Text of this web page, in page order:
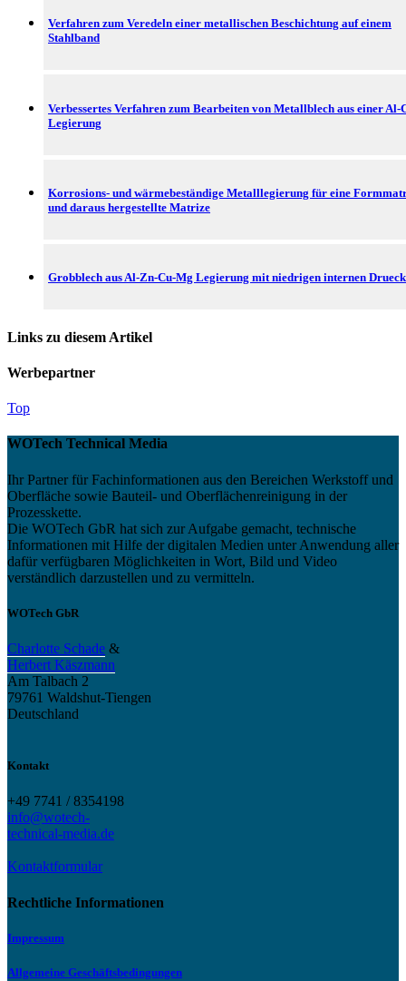
Verfahren zum Veredeln einer metallischen Beschichtung auf einem
Stahlband
Verbessertes Verfahren zum Bearbeiten von Metallblech aus einer Al-
Legierung
Korrosions- und wärmebeständige Metalllegierung für eine
und daraus hergestellte Matrize
Grobblech aus Al-Zn-Cu-Mg Legierung mit niedrigen internen
Links zu diesem Artikel
Werbepartner
Top
WOTech Technical Media
Ihr Partner für Fachinformationen aus den Bereichen Werkstoff und
Oberfläche sowie Bauteil- und Oberflächenreinigung in der
Prozesskette.
Die WOTech GbR hat sich zur Aufgabe gemacht, technische
Informationen mit Hilfe der digitalen Medien unter Anwendung aller
dafür verfügbaren Möglichkeiten in Wort, Bild und Video
verständlich darzustellen und zu vermitteln.
WOTech GbR
Charlotte Schade &
Herbert Käszmann
Am Talbach 2
79761 Waldshut-Tiengen
Deutschland
Kontakt
+49 7741 / 8354198
info@wotech-
technical-media.de
Kontaktformular
Rechtliche Informationen
Impressum
Allgemeine Geschäftsbedingungen